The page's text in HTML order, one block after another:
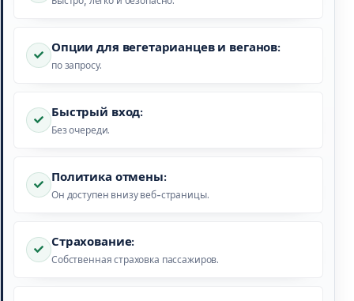
Опции для вегетарианцев и веганов:
по запросу.
Быстрый вход:
Без очереди.
Политика отмены:
Он доступен внизу веб-страницы.
Страхование:
Собственная страховка пассажиров.